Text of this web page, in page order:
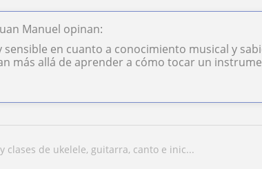
Manuel opinan:
sensible en cuanto a conocimiento musical y
más allá de aprender a cómo tocar un
clases de ukelele, guitarra, canto e inic...